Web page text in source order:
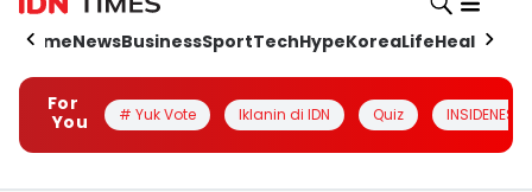
HomeNewsBusinessSportTechHypeKoreaLifeHealth
For
You
# Yuk Vote Iklanin di IDN Quiz INSIDENESIA